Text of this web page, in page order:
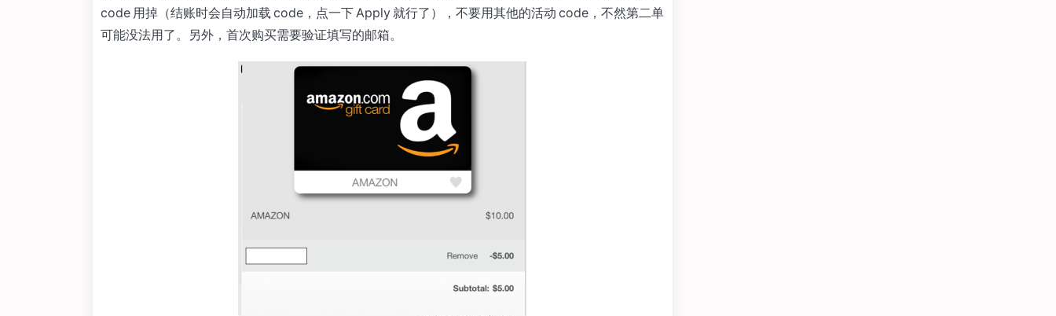
code 用掉（结账时会自动加载 code，点一下 Apply 就行了），不要用其他的活动 code，不然第二单
可能没法用了。另外，首次购买需要验证填写的邮箱。